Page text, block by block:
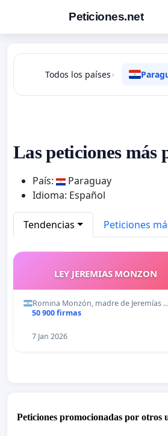
Peticiones.net
Todos los países ›
Las peticiones más
País:
Paraguay
Idioma: Español
Tendencias Peticiones
LEY JEREMIAS MONZON
Romina Monzón, madre de Jeremías …
50 900 firmas
7 Jan 2026
Peticiones promocionadas por otros